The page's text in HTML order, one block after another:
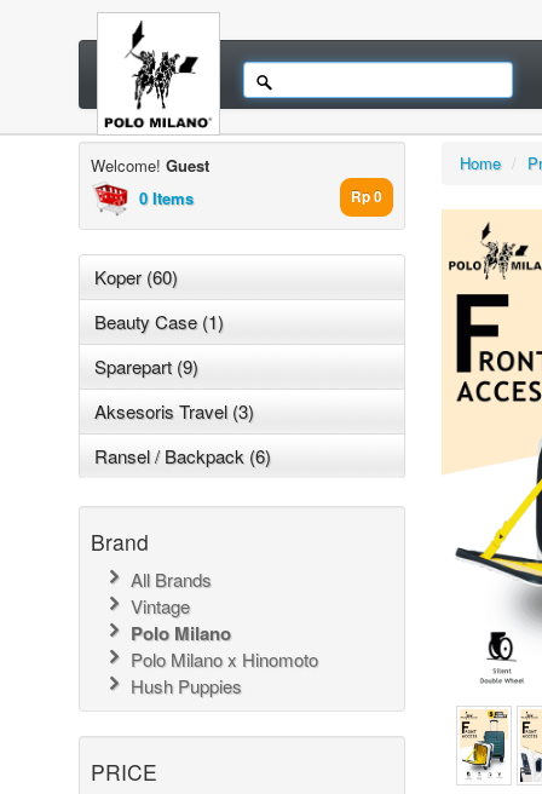
Welcome! Guest
0 Items
Rp 0
Koper (60)
Beauty Case (1)
Sparepart (9)
Aksesoris Travel (3)
Ransel / Backpack (6)
Brand
All Brands
Vintage
Polo Milano
Polo Milano x Hinomoto
Hush Puppies
PRICE
Home /